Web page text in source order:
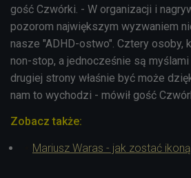
gość Czwórki. - W organizacji i
pozorom największym wyzwaniem
nasze "ADHD-ostwo". Cztery osoby,
non-stop, a jednocześnie są
drugiej strony właśnie być może
nam to wychodzi - mówił gość
Zobacz także:
Mariusz Waras - jak zostać